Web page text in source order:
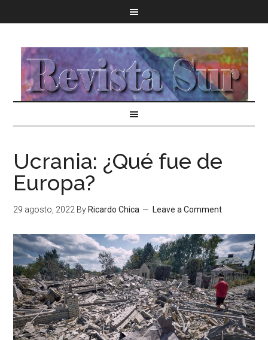
Ucrania: ¿Qué fue de
Europa?
29 agosto, 2022 By Ricardo Chica Leave a Comment